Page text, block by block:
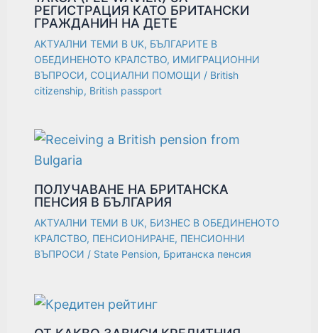
РЕГИСТРАЦИЯ КАТО БРИТАНСКИ
ГРАЖДАНИН НА ДЕТЕ
АКТУАЛНИ ТЕМИ В UK, БЪЛГАРИТЕ В
ОБЕДИНЕНОТО КРАЛСТВО, ИМИГРАЦИОННИ
ВЪПРОСИ, СОЦИАЛНИ ПОМОЩИ / British
citizenship, British passport
ПОЛУЧАВАНЕ НА БРИТАНСКА
ПЕНСИЯ В БЪЛГАРИЯ
АКТУАЛНИ ТЕМИ В UK, БИЗНЕС В ОБЕДИНЕНОТО
КРАЛСТВО, ПЕНСИОНИРАНЕ, ПЕНСИОННИ
ВЪПРОСИ / State Pension, Британска пенсия